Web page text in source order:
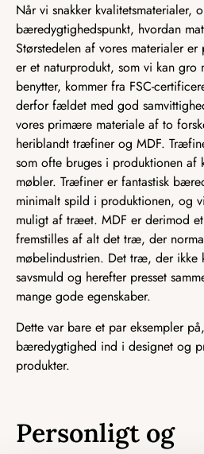
Når vi snakker kvalitetsmaterialer,
bæredygtighedspunkt, hvordan
Størstedelen af vores materialer
er et naturprodukt, som vi kan
benytter, kommer fra FSC-
derfor fældet med god
vores primære materiale af to
heriblandt træfiner og MDF.
som ofte bruges i produktionen af
møbler. Træfiner er fantastisk
minimalt spild i produktionen, og
muligt af træet. MDF er derimod
fremstilles af alt det træ, der
møbelindustrien. Det træ, der ikke
savsmuld og herefter presset
mange gode egenskaber.
Dette var bare et par eksempler
bæredygtighed ind i designet og
produkter.
Personligt og